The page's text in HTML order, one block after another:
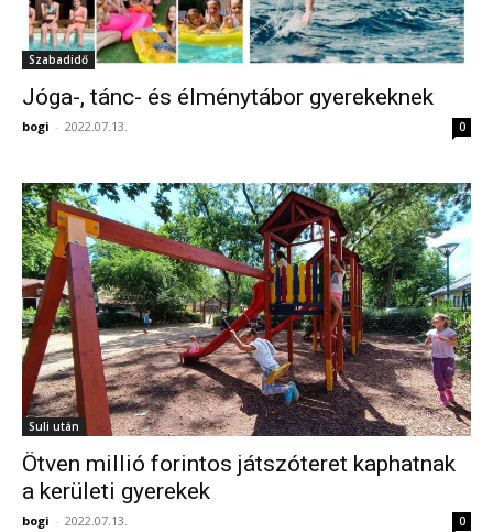
Szabadidő
Jóga-, tánc- és élménytábor gyerekeknek
bogi - 2022.07.13. 0
Suli után
Ötven millió forintos játszóteret kaphatnak
a kerületi gyerekek
bogi - 2022.07.13. 0